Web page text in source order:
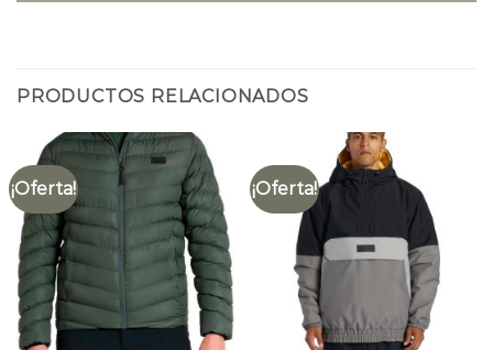
PRODUCTOS RELACIONADOS
¡Oferta! ¡Oferta!